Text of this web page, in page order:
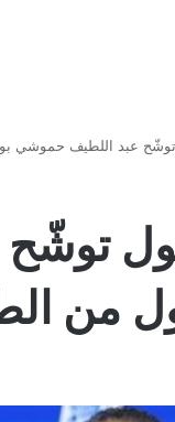
توشّح عبد اللطيف حموشي
من